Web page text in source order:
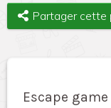
Partager cette
Escape